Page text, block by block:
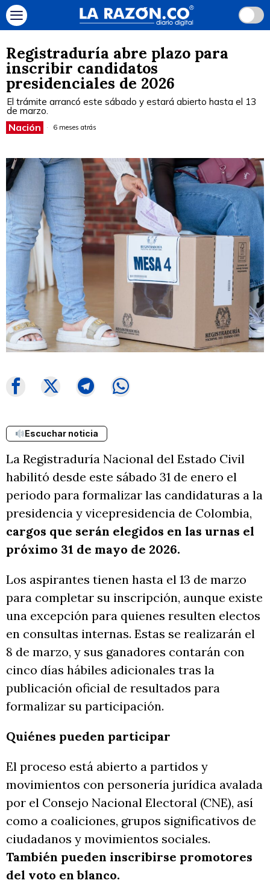
Registraduría abre plazo para
inscribir candidatos
presidenciales de 2026
El trámite arrancó este sábado y estará abierto hasta el 13
de marzo.
Nación 6 meses atrás
Escuchar noticia
La Registraduría Nacional del Estado Civil
habilitó desde este sábado 31 de enero el
periodo para formalizar las candidaturas a la
presidencia y vicepresidencia de Colombia,
cargos que serán elegidos en las urnas el
próximo 31 de mayo de 2026.
Los aspirantes tienen hasta el 13 de marzo
para completar su inscripción, aunque existe
una excepción para quienes resulten electos
en consultas internas. Estas se realizarán el
8 de marzo, y sus ganadores contarán con
cinco días hábiles adicionales tras la
publicación oficial de resultados para
formalizar su participación.
Quiénes pueden participar
El proceso está abierto a partidos y
movimientos con personería jurídica avalada
por el Consejo Nacional Electoral (CNE), así
como a coaliciones, grupos significativos de
ciudadanos y movimientos sociales.
También pueden inscribirse promotores
del voto en blanco.